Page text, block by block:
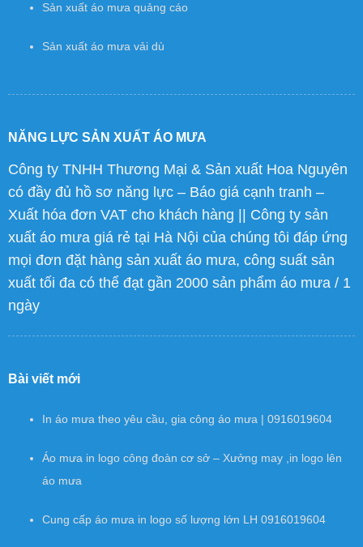
Sản xuất áo mưa quảng cáo
Sản xuất áo mưa vải dù
NĂNG LỰC SẢN XUẤT ÁO MƯA
Công ty TNHH Thương Mại & Sản xuất Hoa Nguyên
có đầy đủ hồ sơ năng lực – Báo giá cạnh tranh –
Xuất hóa đơn VAT cho khách hàng || Công ty sản
xuất áo mưa giá rẻ tại Hà Nội của chúng tôi đáp ứng
mọi đơn đặt hàng sản xuất áo mưa, công suất sản
xuất tối đa có thể đạt gần 2000 sản phẩm áo mưa / 1
ngày
Bài viết mới
In áo mưa theo yêu cầu, gia công áo mưa | 0916019604
Áo mưa in logo công đoàn cơ sở – Xưởng may ,in logo lên
áo mưa
Cung cấp áo mưa in logo số lượng lớn LH 0916019604